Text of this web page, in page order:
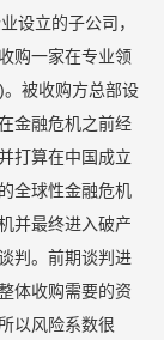
设立的子公司，
购一家在专业领
。被收购方总部设
金融危机之前经
打算在中国成立
全球性金融危机
并最终进入破产
判。前期谈判进
体收购需要的资
以风险系数很